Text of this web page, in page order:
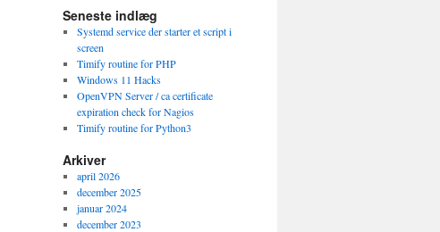
Seneste indlæg
Systemd service der starter et script i
screen
Timify routine for PHP
Windows 11 Hacks
OpenVPN Server / ca certificate
expiration check for Nagios
Timify routine for Python3
Arkiver
april 2026
december 2025
januar 2024
december 2023